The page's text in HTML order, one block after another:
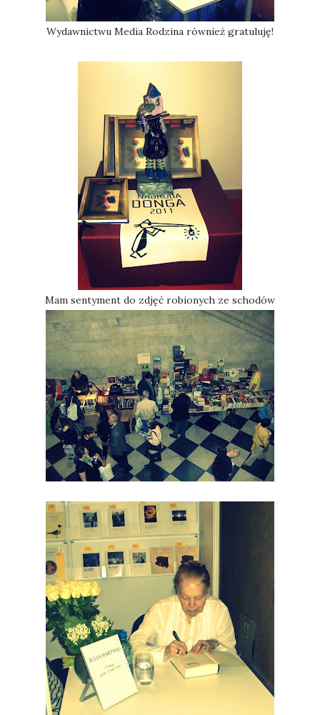
Wydawnictwu Media Rodzina również gratuluję!
Mam sentyment do zdjęć robionych ze schodów